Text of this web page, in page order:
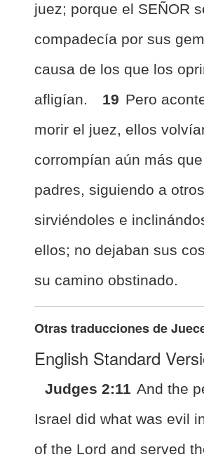
juez; porque el SEÑOR
compadecía por sus
causa de los que los
afligían.
19 Pero
morir el juez, ellos
corrompían aún más
padres, siguiendo a
sirviéndoles e
ellos; no dejaban sus
su camino obstinado.
Otras traducciones de
English Standard
Judges 2:11 And the
Israel did what was evil
of the Lord and served